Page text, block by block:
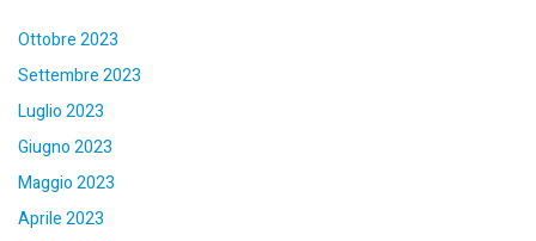
Ottobre 2023
Settembre 2023
Luglio 2023
Giugno 2023
Maggio 2023
Aprile 2023